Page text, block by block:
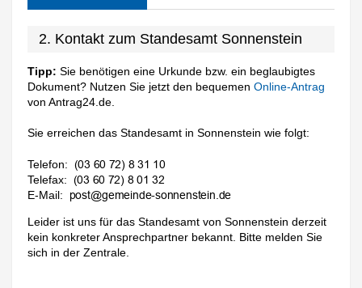
2. Kontakt zum Standesamt Sonnenstein
Tipp: Sie benötigen eine Urkunde bzw. ein beglaubigtes
Dokument? Nutzen Sie jetzt den bequemenOnline-Antrag
von Antrag24.de.
Sie erreichen das Standesamt in Sonnenstein wie folgt:
Telefon:
Telefax:
E-Mail:
Leider ist uns für das Standesamt von Sonnenstein derzeit
kein konkreter Ansprechpartner bekannt. Bitte melden Sie
sich in der Zentrale.